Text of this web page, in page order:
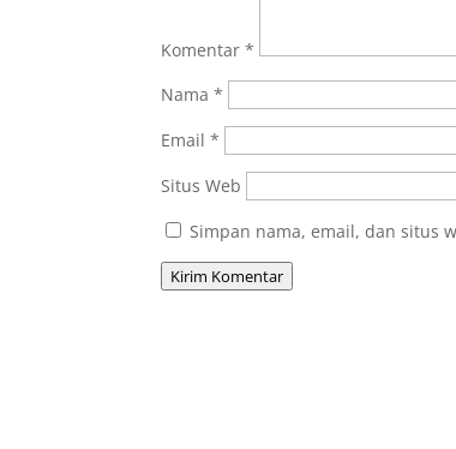
Komentar*
Nama*
Email*
Situs Web
Simpan nama, email, dan situs
Kirim Komentar